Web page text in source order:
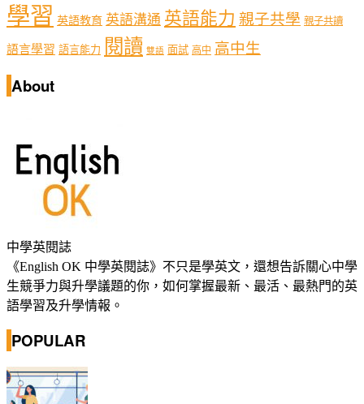
學習 英語教育 英語溝通 英語能力 親子共學 親子共讀
語言學習 語言能力 閱讀 雙語 面試 高中 高中生
About
中學英閱誌
《English OK 中學英閱誌》不只是學英文，還想告訴關心中學
生競爭力與升學議題的你，如何掌握最新、最活、最熱門的英
語學習及升學情報。
POPULAR